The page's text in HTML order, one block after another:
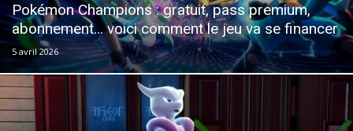
Pokémon Champions : gratuit, pass premium,
abonnement… voici comment le jeu va se financer
5 avril 2026